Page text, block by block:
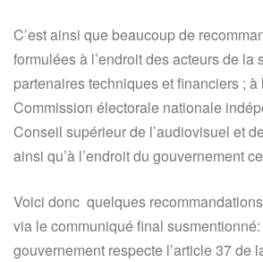
C’est ainsi que beaucoup de
formulées à l’endroit des acteurs de la
partenaires techniques et financiers ; à
Commission électorale nationale
Conseil supérieur de l’audiovisuel et
ainsi qu’à l’endroit du gouvernement
Voici donc quelques
via le communiqué final
gouvernement respecte l’article 37 de